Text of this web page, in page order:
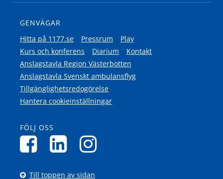
GENVÄGAR
Hitta på 1177.se
Pressrum
Play
Kurs och konferens
Diarium
Kontakt
Anslagstavla Region Västerbotten
Anslagstavla Svenskt ambulansflyg
Tillgänglighetsredogörelse
Hantera cookieinställningar
FÖLJ OSS
Till toppen av sidan